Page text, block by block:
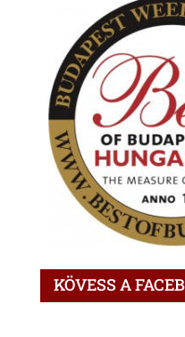
KÖVESS A